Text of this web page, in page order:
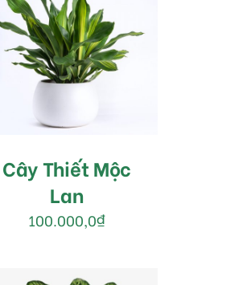
MUA HÀNG /
DETAILS
Cây Thiết Mộc
Lan
100.000,0₫